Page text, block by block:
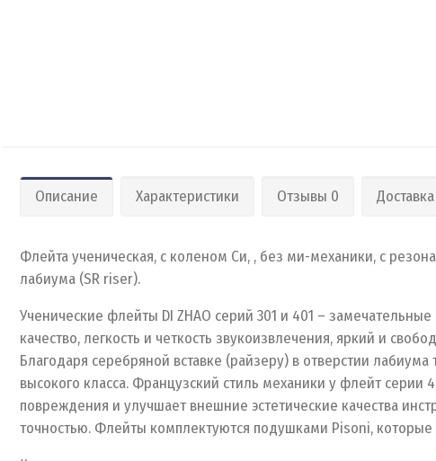
Описание Характеристики Отзывы 0 Доставка
Флейта ученическая, с коленом Си, , без ми-механики, с
лабиума (SR riser).
Ученические флейты DI ZHAO серий 301 и 401 –
качество, легкость и четкость звукоизвлечения, яркий и
Благодаря серебряной вставке (райзеру) в отверстии
высокого класса. Французский стиль механики у флейт
повреждения и улучшает внешние эстетические качества
точностью. Флейты комплектуются подушками Pisoni,